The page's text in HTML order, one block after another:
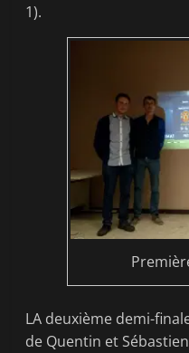
1).
LA deuxième demi-
de Quentin et